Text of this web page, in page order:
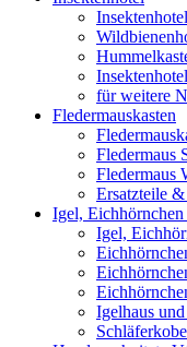
für weitere
Fledermauskasten
Fledermaus
Fledermaus
Ersatzteile
Igel,
Igel,
Igelhaus